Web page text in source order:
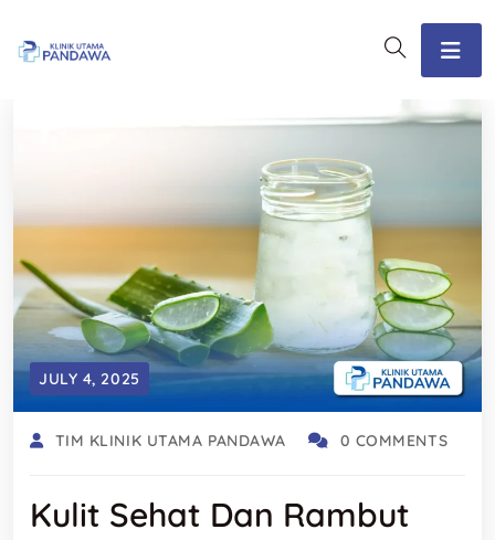
JULY 4, 2025
TIM KLINIK UTAMA PANDAWA 0 COMMENTS
Kulit Sehat Dan Rambut